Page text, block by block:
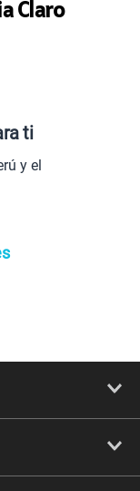
Claro
ti
y el